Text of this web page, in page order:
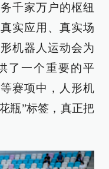
千家万户的枢纽
实应用、真实场
机器人运动会为
了一个重要的平
赛项中，人形机
瓶”标签，真正把